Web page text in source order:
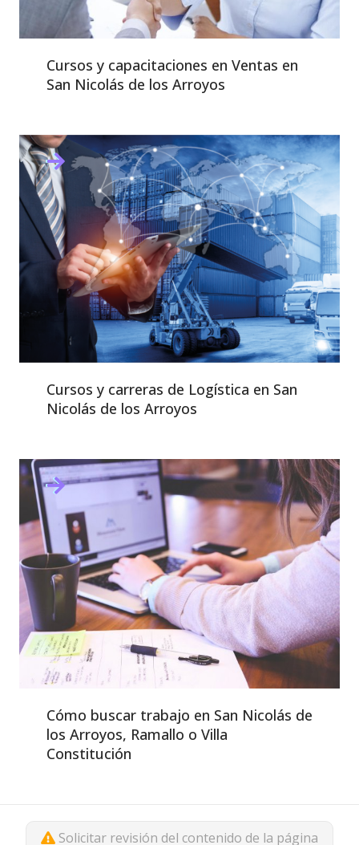
Cursos y capacitaciones en Ventas en
San Nicolás de los Arroyos
Cursos y carreras de Logística en San
Nicolás de los Arroyos
Cómo buscar trabajo en San Nicolás de
los Arroyos, Ramallo o Villa
Constitución
Solicitar revisión del contenido de la página